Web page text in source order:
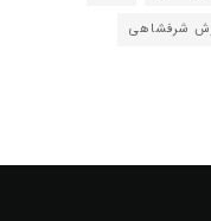
شرفشاهی